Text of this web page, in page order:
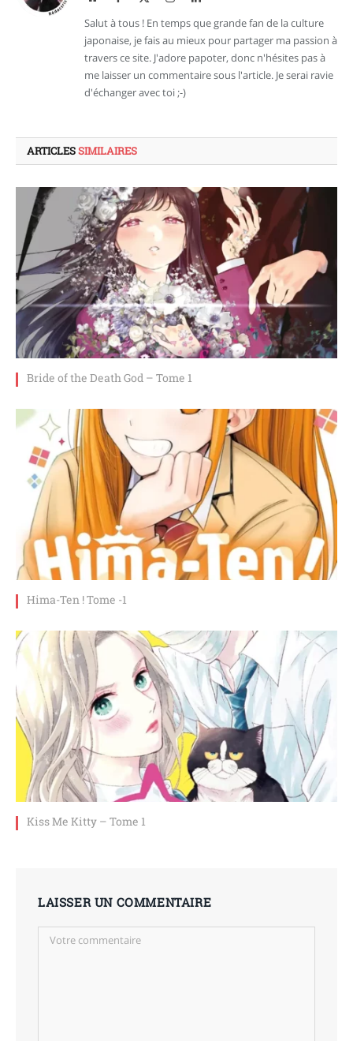
Salut à tous ! En temps que grande fan de la culture
japonaise, je fais au mieux pour partager ma passion à
travers ce site. J'adore papoter, donc n'hésites pas à
me laisser un commentaire sous l'article. Je serai ravie
d'échanger avec toi ;-)
ARTICLESSIMILAIRES
Bride of the Death God – Tome 1
Hima-Ten ! Tome -1
Kiss Me Kitty – Tome 1
LAISSER UN COMMENTAIRE